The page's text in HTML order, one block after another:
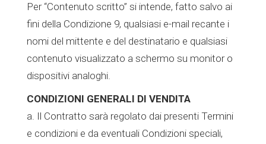
Per “Contenuto scritto” si intende, fatto salvo ai
fini della Condizione 9, qualsiasi e-mail recante i
nomi del mittente e del destinatario e qualsiasi
contenuto visualizzato a schermo su monitor o
dispositivi analoghi.
CONDIZIONI GENERALI DI VENDITA
a. Il Contratto sarà regolato dai presenti Termini
e condizioni e da eventuali Condizioni speciali,